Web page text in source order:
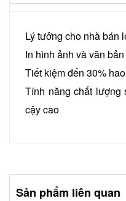
Lý tưởng cho nhà bán
In hình ảnh và văn
Tiết kiệm đến 30%
Tính năng chất lượng
cậy cao
Sản phẩm liên quan